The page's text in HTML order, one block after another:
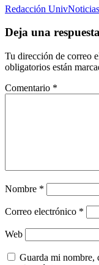
Redacción
Deja una
Tu dirección de correo
obligatorios están
Comentario *
Nombre *
Correo electrónico *
Web
Guarda mi nombre,